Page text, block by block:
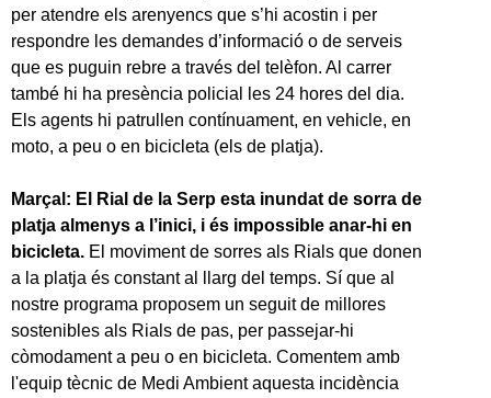
per atendre els arenyencs que s’hi acostin i per
respondre les demandes d’informació o de serveis
que es puguin rebre a través del telèfon. Al carrer
també hi ha presència policial les 24 hores del dia.
Els agents hi patrullen contínuament, en vehicle, en
moto, a peu o en bicicleta (els de platja).
Marçal: El Rial de la Serp esta inundat de sorra de
platja almenys a l’inici, i és impossible anar-hi en
bicicleta. El moviment de sorres als Rials que donen
a la platja és constant al llarg del temps. Sí que al
nostre programa proposem un seguit de millores
sostenibles als Rials de pas, per passejar-hi
còmodament a peu o en bicicleta. Comentem amb
l'equip tècnic de Medi Ambient aquesta incidència